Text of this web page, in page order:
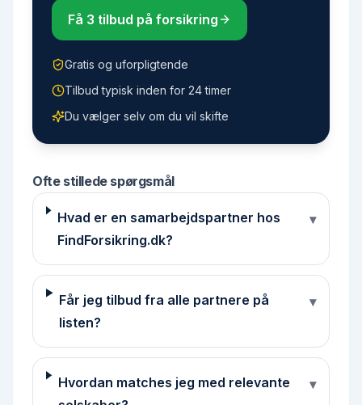
Få 3 tilbud på forsikring
Gratis og uforpligtende
Tilbud typisk inden for 24 timer
Du vælger selv om du vil skifte
Ofte stillede spørgsmål
Hvad er en samarbejdspartner hos
FindForsikring.dk?
▾
Får jeg tilbud fra alle partnere på
listen?
▾
Hvordan matches jeg med relevante
▾